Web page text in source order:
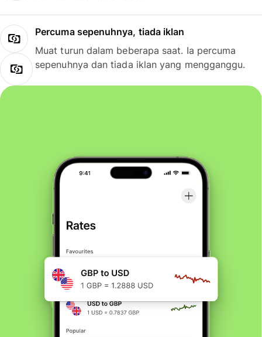
Percuma sepenuhnya, tiada iklan
Muat turun dalam beberapa saat. Ia percuma
sepenuhnya dan tiada iklan yang mengganggu.